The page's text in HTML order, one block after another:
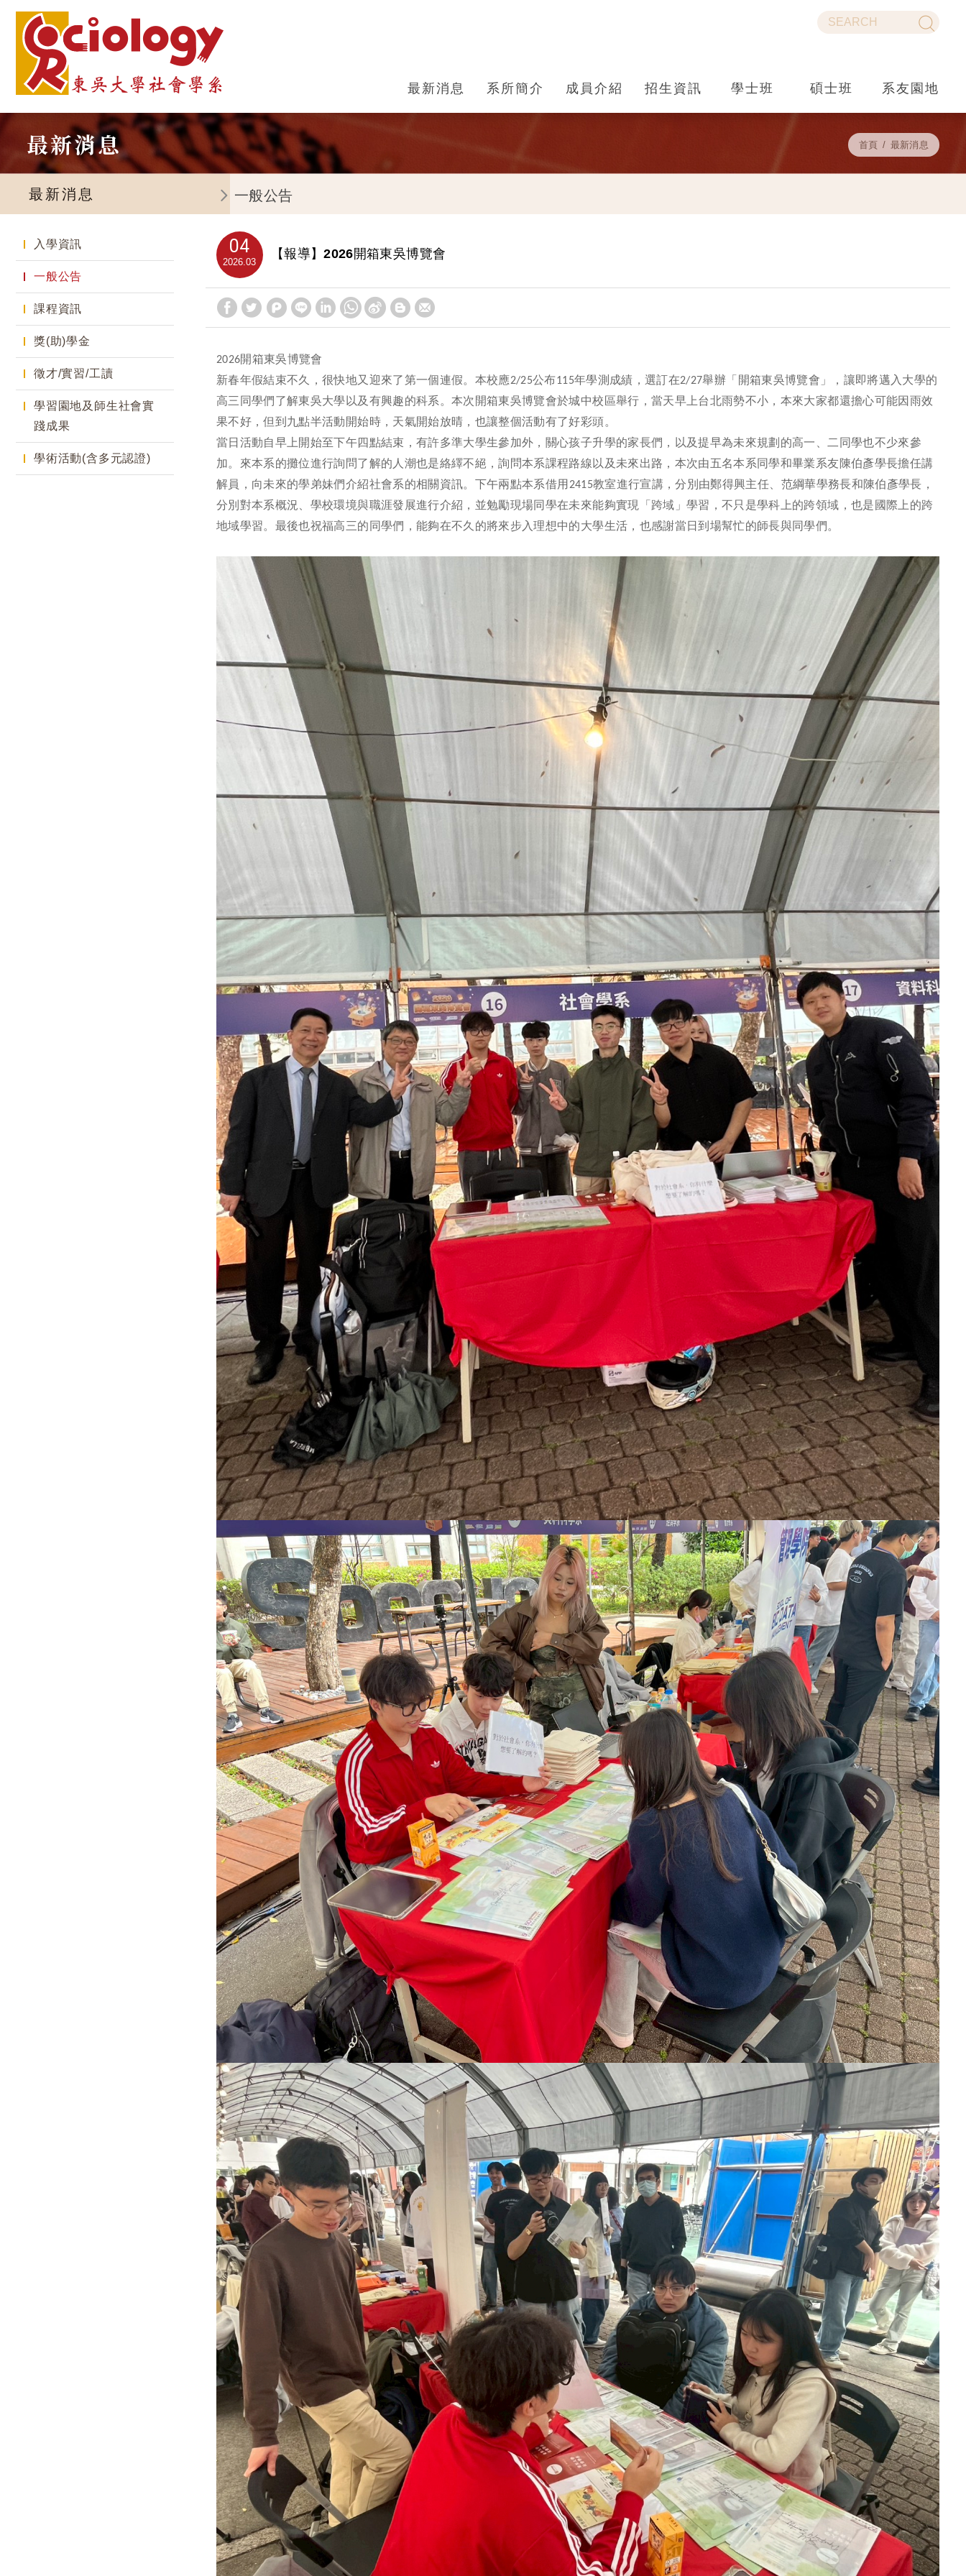
最新消息 系所簡介 成員介紹 招生資訊 學士班 碩士班 系友園地
最新消息 首頁 最新消息
最新消息
入學資訊
一般公告
課程資訊
獎(助)學金
徵才/實習/工讀
學習園地及師生社會實
踐成果
學術活動(含多元認證)
一般公告
04
03
2026
【報導】2026開箱東吳博覽會
2026開箱東吳博覽會
新春年假結束不久，很快地又迎來了第一個連假。本校應2/25公布115年學測成績，選訂在2/27舉辦 「 開箱東吳博覽會 」，讓即將邁入大學的
高三同學們了解東吳大學以及有興趣的科系。本次開箱東吳博覽會於城中校區舉行，當天早上台北雨勢不小，本來大家都還擔心可能因雨效
果不好，但到九點半活動開始時，天氣開始放晴，也讓整個活動有了好彩頭。
當日活動自早上開始至下午四點結束，有許多準大學生參加外，關心孩子升學的家長們，以及提早為未來規劃的高一、二同學也不少來參
加。來本系的攤位進行詢問了解的人潮也是絡繹不絕，詢問本系課程路線以及未來出路，本次由五名本系同學和畢業系友陳伯彥學長擔任講
解員，向未來的學弟妹們介紹社會系的相關資訊。下午兩點本系借用 2415教室進行宣講，分別由鄭得興主任、范綱華學務長和陳伯彥學長，
分別對本系概況、學校環境與職涯發展進行介紹，並勉勵現場同學在未來能夠實現
「跨域」學習，不只是學科上的跨領域，也是國際上的跨
地域學習。最後也祝福高三的同學們，能夠在不久的將來步入理想中的大學生活，也感謝當日到場幫忙的師長與同學們。